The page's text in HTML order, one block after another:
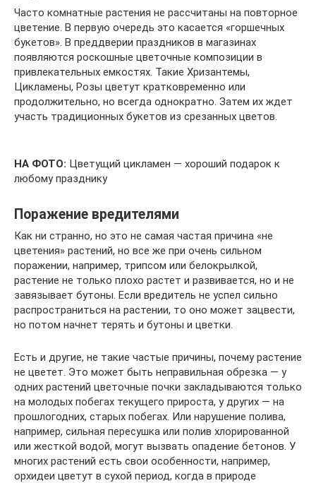
Часто комнатные растения не рассчитаны на повторное
цветение. В первую очередь это касается «горшечных
букетов». В преддверии праздников в магазинах
появляются роскошные цветочные композиции в
привлекательных емкостях. Такие Хризантемы,
Цикламены, Розы цветут кратковременно или
продолжительно, но всегда однократно. Затем их ждет
участь традиционных букетов из срезанных цветов.
НА ФОТО: Цветущий цикламен — хороший подарок к
любому празднику
Поражение вредителями
Как ни странно, но это не самая частая причина «не
цветения» растений, но все же при очень сильном
поражении, например, трипсом или белокрылкой,
растение не только плохо растет и развивается, но и не
завязывает бутоны. Если вредитель не успел сильно
распространиться на растении, то оно может зацвести,
но потом начнет терять и бутоны и цветки.
Есть и другие, не такие частые причины, почему растение
не цветет. Это может быть неправильная обрезка — у
одних растений цветочные почки закладываются только
на молодых побегах текущего прироста, у других — на
прошлогодних, старых побегах. Или нарушение полива,
например, сильная пересушка или полив хлорированной
или жесткой водой, могут вызвать опадение бетонов. У
многих растений есть свои особенности, например,
орхидеи цветут в сухой период, когда в природе